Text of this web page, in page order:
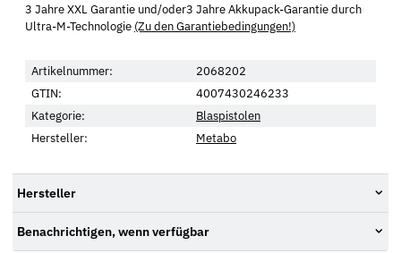
3 Jahre XXL Garantie und/oder3 Jahre Akkupack-Garantie durch
Ultra-M-Technologie (Zu den Garantiebedingungen!)
Artikelnummer:
2068202
GTIN:
4007430246233
Kategorie:
Blaspistolen
Hersteller:
Metabo
Hersteller
Benachrichtigen, wenn verfügbar